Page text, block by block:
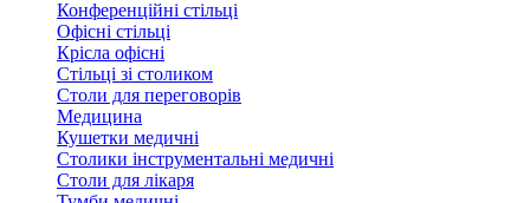
Конференційні стільці
Офісні стільці
Крісла офісні
Стільці зі столиком
Столи для переговорів
Медицина
Кушетки медичні
Столики інструментальні медичні
Столи для лікаря